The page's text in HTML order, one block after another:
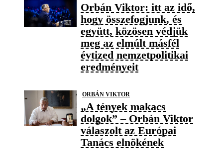
Orbán Viktor: itt az idő,
hogy összefogjunk, és
együtt, közösen védjük
meg az elmúlt másfél
évtized nemzetpolitikai
eredményeit
ORBÁN VIKTOR
„A tények makacs
dolgok” – Orbán Viktor
válaszolt az Európai
Tanács elnökének